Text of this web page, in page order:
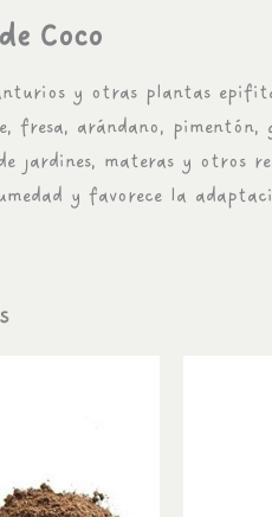
Coco
y otras plantas
fresa, arándano, pimentón,
jardines, materas y otros
y favorece la